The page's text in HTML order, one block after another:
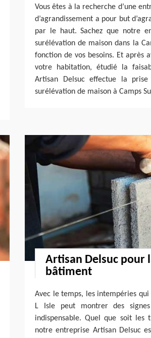
Vous êtes à la recherche d’une
d’agrandissement a pour but
par le haut. Sachez que notre
surélévation de maison dans la
fonction de vos besoins. Et
votre habitation, étudié la
Artisan Delsuc effectue la
surélévation de maison à Camps
Artisan Delsuc pour
bâtiment
Avec le temps, les intempéries
L Isle peut montrer des
indispensable. Quel que soit les
notre entreprise Artisan Delsuc